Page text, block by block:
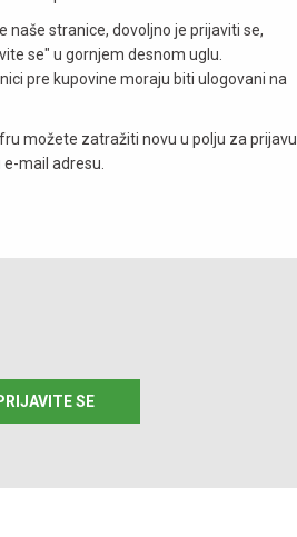
naše stranice, dovoljno je prijaviti se,
se" u gornjem desnom uglu.
pre kupovine moraju biti ulogovani na
možete zatražiti novu u polju za
mail adresu.
SE